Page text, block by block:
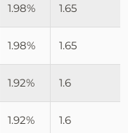
1.98% 1.65
1.98% 1.65
1.92% 1.6
1.92% 1.6